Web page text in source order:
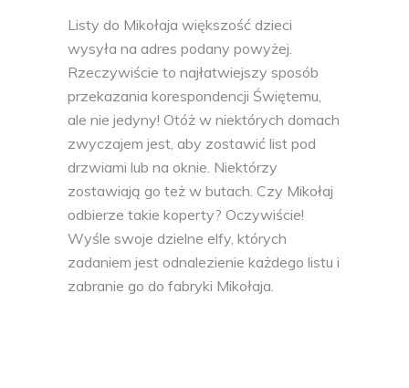
Listy do Mikołaja większość dzieci
wysyła na adres podany powyżej.
Rzeczywiście to najłatwiejszy sposób
przekazania korespondencji Świętemu,
ale nie jedyny! Otóż w niektórych domach
zwyczajem jest, aby zostawić list pod
drzwiami lub na oknie. Niektórzy
zostawiają go też w butach. Czy Mikołaj
odbierze takie koperty? Oczywiście!
Wyśle swoje dzielne elfy, których
zadaniem jest odnalezienie każdego listu i
zabranie go do fabryki Mikołaja.